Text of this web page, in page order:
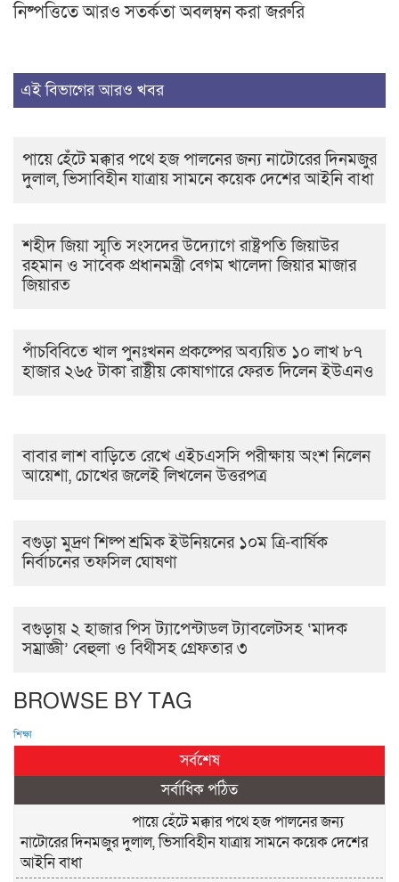
নিষ্পত্তিতে আরও সতর্কতা অবলম্বন করা জরুরি
এই বিভাগের আরও খবর
পায়ে হেঁটে মক্কার পথে হজ পালনের জন্য নাটোরের দিনমজুর
দুলাল, ভিসাবিহীন যাত্রায় সামনে কয়েক দেশের আইনি বাধা
শহীদ জিয়া স্মৃতি সংসদের উদ্যোগে রাষ্ট্রপতি জিয়াউর
রহমান ও সাবেক প্রধানমন্ত্রী বেগম খালেদা জিয়ার মাজার
জিয়ারত
পাঁচবিবিতে খাল পুনঃখনন প্রকল্পের অব্যয়িত ১০ লাখ ৮৭
হাজার ২৬৫ টাকা রাষ্ট্রীয় কোষাগারে ফেরত দিলেন ইউএনও
বাবার লাশ বাড়িতে রেখে এইচএসসি পরীক্ষায় অংশ নিলেন
আয়েশা, চোখের জলেই লিখলেন উত্তরপত্র
বগুড়া মুদ্রণ শিল্প শ্রমিক ইউনিয়নের ১০ম ত্রি-বার্ষিক
নির্বাচনের তফসিল ঘোষণা
বগুড়ায় ২ হাজার পিস ট্যাপেন্টাডল ট্যাবলেটসহ ‘মাদক
সম্রাজ্ঞী’ বেহুলা ও বিথীসহ গ্রেফতার ৩
BROWSE BY TAG
শিক্ষা
সর্বশেষ
সর্বাধিক পঠিত
পায়ে হেঁটে মক্কার পথে হজ পালনের জন্য
নাটোরের দিনমজুর দুলাল, ভিসাবিহীন যাত্রায় সামনে কয়েক দেশের
আইনি বাধা